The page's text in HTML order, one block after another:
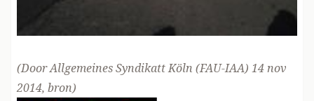
(Door Allgemeines Syndikatt Köln (FAU-IAA) 14 nov
2014, bron)